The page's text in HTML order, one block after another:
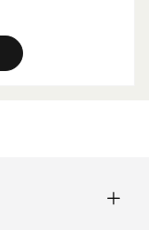
und -
Folgende
jeweils ca. 57